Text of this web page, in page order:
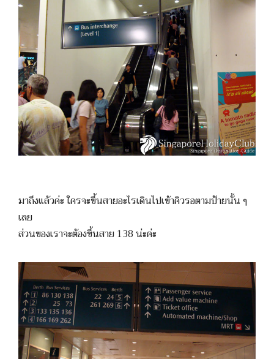
มาถึงแล้วค่ะ ใครจะขึ้นสายอะไรเดินไปเข้าคิวรอตามป้ายนั้น ๆ
เลย
ส่วนของเราจะต้องขึ้นสาย 138 น่ะค่ะ